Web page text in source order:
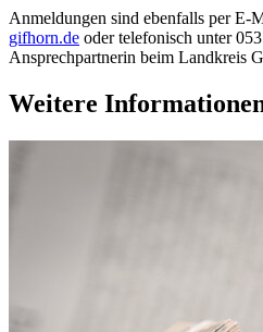
Anmeldungen sind ebenfalls per E-
gifhorn.de oder telefonisch unter
Ansprechpartnerin beim Landkreis
Weitere